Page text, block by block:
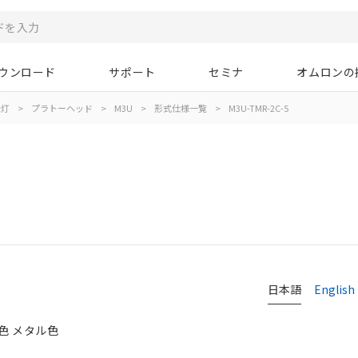
ンロード サポート セミナ オムロン
> プラトーヘッド > M3U > 形式仕様一覧 > M3U-TMR-2C-5
日本語 English
メタル色